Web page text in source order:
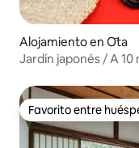
Alojamiento en Ōta
Jardín japonés / A
Favorito entre
Favorito entre